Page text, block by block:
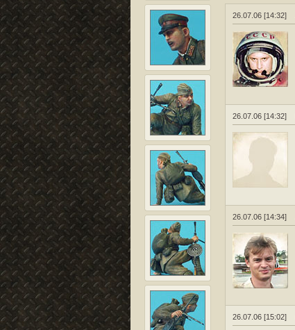
26.07.06 [14:32]
26.07.06 [14:32]
26.07.06 [14:34]
26.07.06 [15:02]